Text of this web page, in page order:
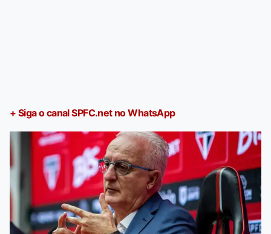
+ Siga o canal SPFC.net no WhatsApp